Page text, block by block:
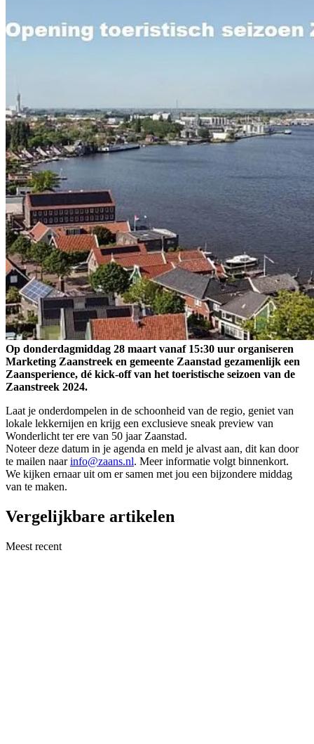
Op donderdagmiddag 28 maart vanaf 15:30 uur organiseren
Marketing Zaanstreek en gemeente Zaanstad gezamenlijk een
Zaansperience, dé kick-off van het toeristische seizoen van de
Zaanstreek 2024.
Laat je onderdompelen in de schoonheid van de regio, geniet van
lokale lekkernijen en krijg een exclusieve sneak preview van
Wonderlicht ter ere van 50 jaar Zaanstad.
Noteer deze datum in je agenda en meld je alvast aan, dit kan door
te mailen naarinfo@zaans.nl. Meer informatie volgt binnenkort.
We kijken ernaar uit om er samen met jou een bijzondere middag
van te maken.
Vergelijkbare artikelen
Meest recent